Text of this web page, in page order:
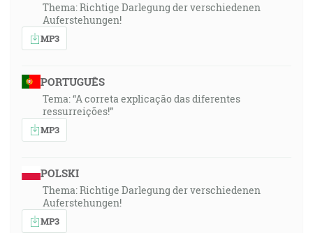
Thema: Richtige Darlegung der verschiedenen
Auferstehungen!
MP3
PORTUGUÊS
Tema: “A correta explicação das diferentes
ressurreições!”
MP3
POLSKI
Thema: Richtige Darlegung der verschiedenen
Auferstehungen!
MP3